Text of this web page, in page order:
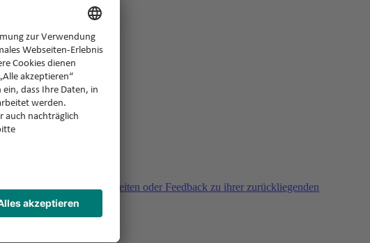
Sie haben Fragen, Unklarheiten oder Feedback zu ihrer zurückliegenden
Buchung?